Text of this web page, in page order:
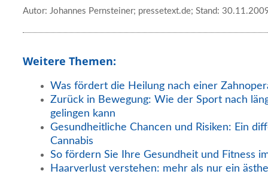
Autor: Johannes Pernsteiner; pressetext.de; Stand:
Weitere Themen:
Was fördert die Heilung nach einer
Zurück in Bewegung: Wie der Sport nach
gelingen kann
Gesundheitliche Chancen und Risiken: Ein
Cannabis
So fördern Sie Ihre Gesundheit und Fitness
Haarverlust verstehen: mehr als nur ein